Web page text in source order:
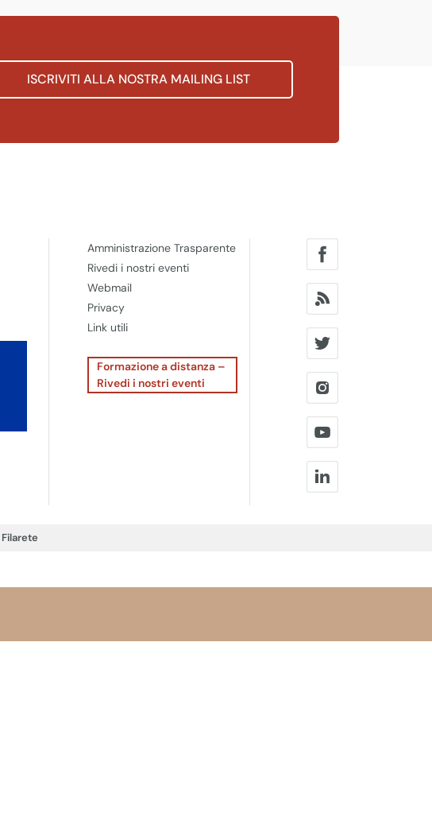
ISCRIVITI ALLA NOSTRA MAILING LIST
Amministrazione Trasparente
Rivedi i nostri eventi
Webmail
Privacy
Link utili
Formazione a distanza –
Rivedi i nostri eventi
Filarete